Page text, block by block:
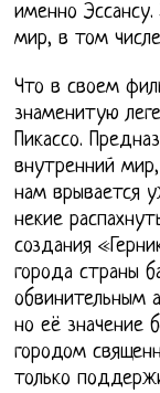
именно
мир, в том
Что в своем
знаменитую
Пикассо.
внутренний
нам врывается
некие
создания
города страны
обвинительным
но её значение
городом
только